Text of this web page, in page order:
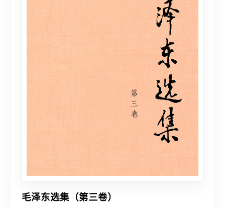
毛泽东选集（第三卷）